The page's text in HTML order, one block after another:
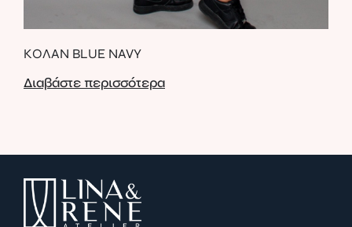
ΚΟΛΑΝ BLUE NAVY
Διαβάστε περισσότερα